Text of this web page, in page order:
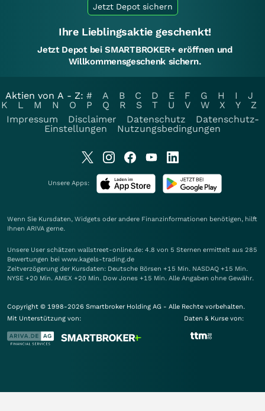
Jetzt Depot sichern
Ihre Lieblingsaktie geschenkt!
Jetzt Depot bei SMARTBROKER+ eröffnen und
Willkommensgeschenk sichern.
Aktien von A - Z: # A B C D E F G H I
J
K
L M N O P Q R S T U V W X Y
Z
Impressum
Disclaimer Datenschutz
Datenschutz-
Einstellungen
Nutzungsbedingungen
Unsere Apps:
Wenn Sie Kursdaten, Widgets oder andere Finanzinformationen benötigen, hilft
Ihnen ARIVA gerne.
Unsere User schätzen wallstreet-online.de: 4.8 von 5 Sternen ermittelt aus 285
Bewertungen bei www.kagels-trading.de
Zeitverzögerung der Kursdaten: Deutsche Börsen +15 Min. NASDAQ +15 Min.
NYSE +20 Min. AMEX +20 Min. Dow Jones +15 Min. Alle Angaben ohne Gewähr.
Copyright © 1998-2026 Smartbroker Holding AG - Alle Rechte vorbehalten.
Mit Unterstützung von:
Daten & Kurse von: